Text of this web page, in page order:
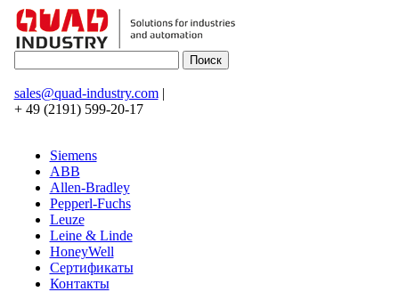
sales@quad-industry.com|
+ 49 (2191) 599-20-17
Siemens
ABB
Allen-Bradley
Pepperl-Fuchs
Leuze
Leine & Linde
HoneyWell
Сертификаты
Контакты